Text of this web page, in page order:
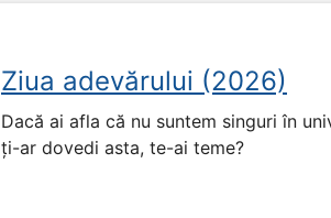
Ziua adevărului (2026)
Dacă ai afla că nu suntem singuri în
ți-ar dovedi asta, te-ai teme?